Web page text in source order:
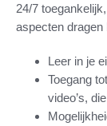
24/7
aspecten dragen
Leer in je
Toegang
video’s,